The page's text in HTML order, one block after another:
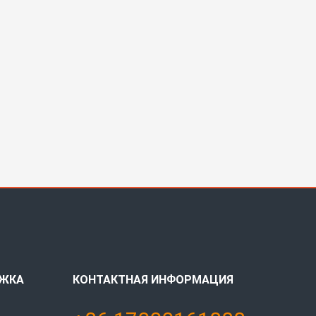
КОНТАКТНАЯ ИНФОРМАЦИЯ